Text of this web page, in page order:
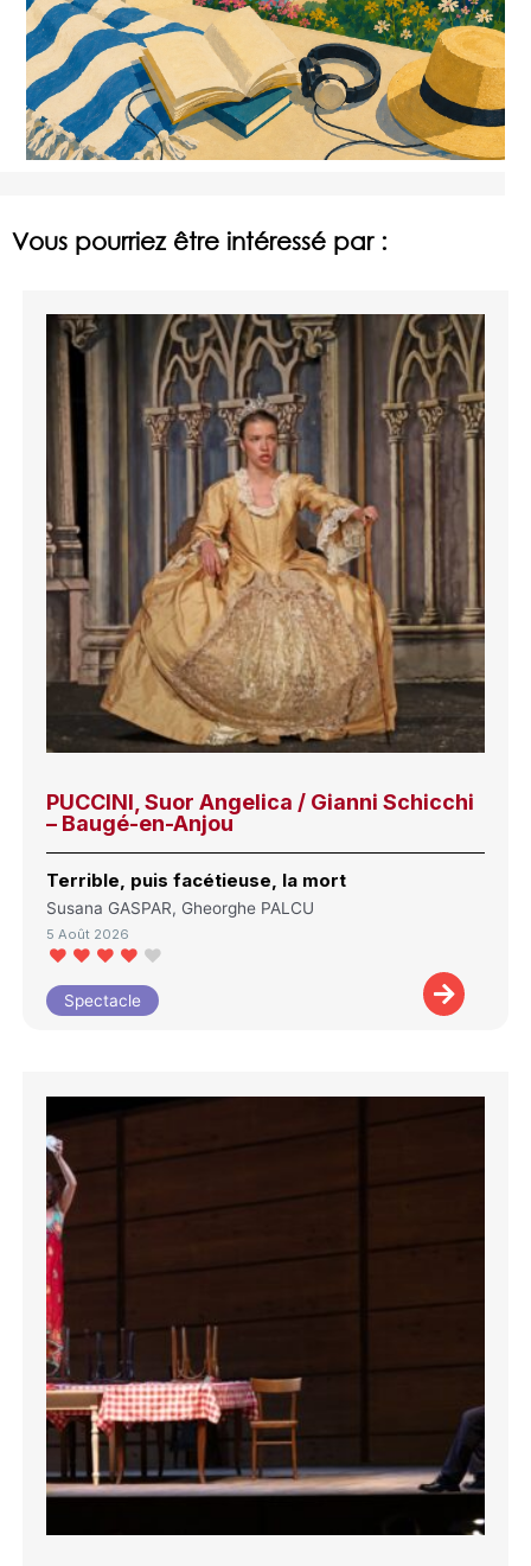
Vous pourriez être intéressé par :
PUCCINI, Suor Angelica / Gianni Schicchi
– Baugé-en-Anjou
Terrible, puis facétieuse, la mort
Susana GASPAR, Gheorghe PALCU
5 Août 2026
Spectacle